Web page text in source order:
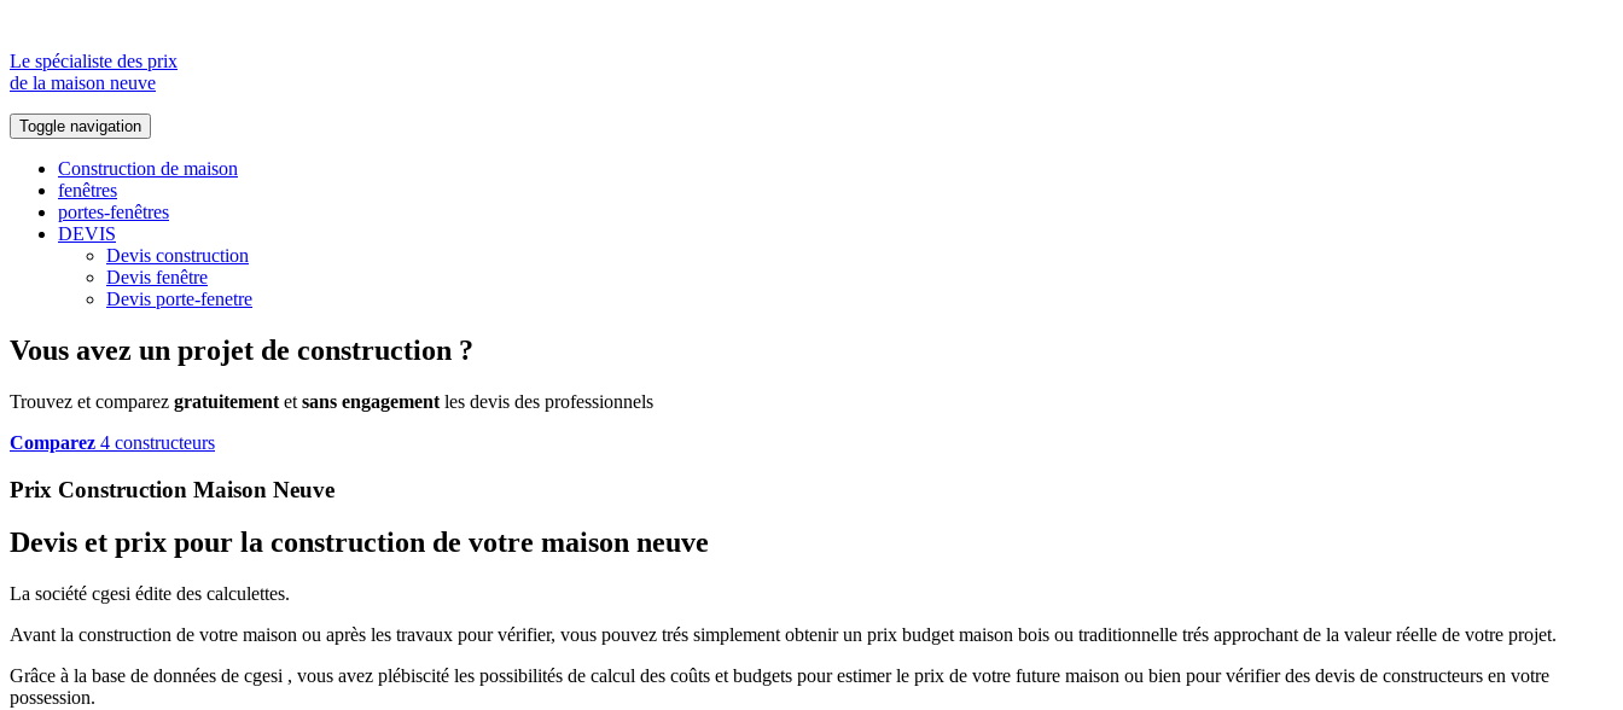
Le spécialiste des prix
de la maison neuve
Toggle navigation
Construction de maison
fenêtres
portes-fenêtres
DEVIS
Devis construction
Devis fenêtre
Devis porte-fenetre
Vous avez un projet de construction ?
Trouvez et comparez gratuitement et sans engagement les devis des professionnels
Comparez 4 constructeurs
Prix Construction Maison Neuve
Devis et prix pour la construction de votre maison neuve
La société cgesi édite des calculettes.
Avant la construction de votre maison ou après les travaux pour vérifier, vous pouvez trés simplement obtenir un prix budget maison bois ou traditionnelle trés approchant de la valeur réelle de votre projet.
Grâce à la base de données de cgesi , vous avez plébiscité les possibilités de calcul des coûts et budgets pour estimer le prix de votre future maison ou bien pour vérifier des devis de constructeurs en votre
possession.